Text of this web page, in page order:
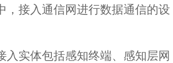
接入通信网进行数据通信的设
实体包括感知终端、感知层网